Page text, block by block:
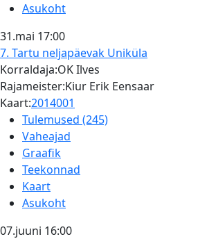
Asukoht
31.mai 17:00
7. Tartu neljapäevak Uniküla
Korraldaja:OK Ilves
Rajameister:Kiur Erik Eensaar
Kaart:2014001
Tulemused (245)
Vaheajad
Graafik
Teekonnad
Kaart
Asukoht
07.juuni 16:00